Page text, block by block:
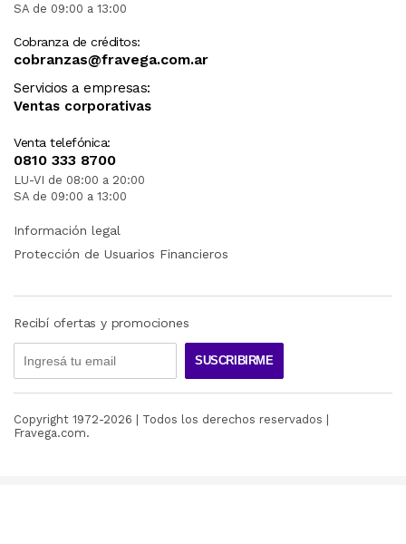
SA de 09:00 a 13:00
Cobranza de créditos:
cobranzas@fravega.com.ar
Servicios a empresas:
Ventas corporativas
Venta telefónica:
0810 333 8700
LU-VI de 08:00 a 20:00
SA de 09:00 a 13:00
Información legal
Protección de Usuarios Financieros
Recibí ofertas y promociones
SUSCRIBIRME
Copyright 1972-2026 | Todos los derechos reservados |
Fravega.com.